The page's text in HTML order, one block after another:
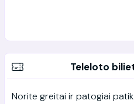
Teleloto
Norite greitai ir patogiai